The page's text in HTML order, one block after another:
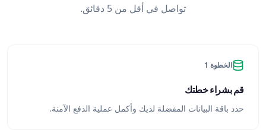
تواصل في أقل من 5 دقائق.
الخطوة 1
قم بشراء خطتك
حدد باقة البيانات المفضلة لديك وأكمل عملية الدفع الآمنة.